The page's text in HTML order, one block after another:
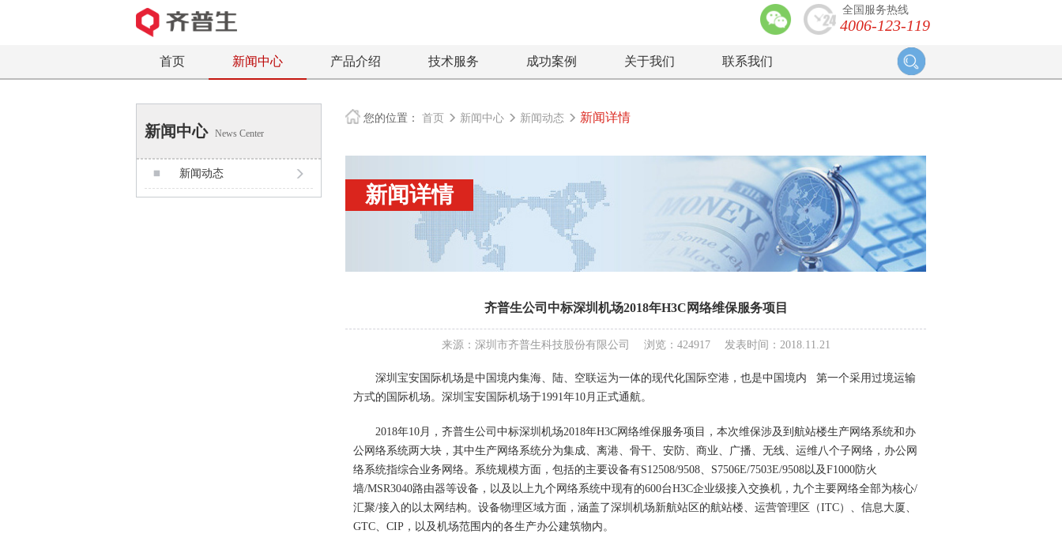
首页 新闻中心 产品介绍 技术服务 成功案例 关于我们 联系我们
全国服务热线
4006-123-119
新闻中心 News Center
新闻动态
您的位置： 首页 新闻中心 新闻动态 新闻详情
新闻详情
齐普生公司中标深圳机场2018年H3C网络维保服务项目
来源：深圳市齐普生科技股份有限公司 浏览：424917 发表时间：2018.11.21
深圳宝安国际机场是中国境内集海、陆、空联运为一体的现代化国际空港，也是中国境内 第一个采用过境运输
方式的国际机场。深圳宝安国际机场于1991年10月正式通航。
2018年10月，齐普生公司中标深圳机场2018年H3C网络维保服务项目，本次维保涉及到航站楼生产网络系统和办
公网络系统两大块，其中生产网络系统分为集成、离港、骨干、安防、商业、广播、无线、运维八个子网络，办公网
络系统指综合业务网络。系统规模方面，包括的主要设备有S12508/9508、S7506E/7503E/9508以及F1000防火
墙/MSR3040路由器等设备，以及以上九个网络系统中现有的600台H3C企业级接入交换机，九个主要网络全部为核心/
汇聚/接入的以太网结构。 设备物理区域方面，涵盖了深圳机场新航站区的航站楼、运营管理区（ITC）、信息大厦、
GTC、CIP，以及机场范围内的各生产办公建筑物内。